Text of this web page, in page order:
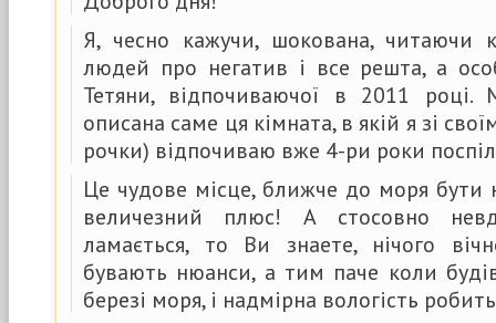
Я, чесно кажучи, шокована, читаючи
людей про негатив і все решта, а
Тетяни, відпочиваючої в 2011
описана саме ця кімната, в якій я зі
рочки) відпочиваю вже 4-ри роки
Це чудове місце, ближче до моря
величезний плюс! А стосовно
ламається, то Ви знаете, нічого
бувають нюанси, а тим паче коли
березі моря, і надмірна вологість